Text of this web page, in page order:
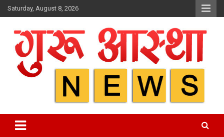
Skip
to
Saturday, August 8, 2026